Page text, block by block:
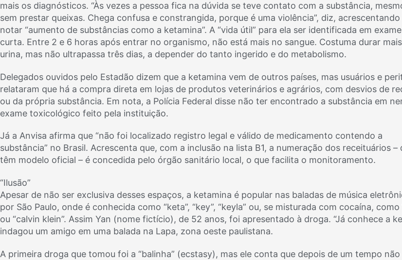
mais os diagnósticos. “Às vezes a pessoa fica na dúvida se teve contato com a substância,
sem prestar queixas. Chega confusa e constrangida, porque é uma violência”, diz, acrescentando
notar “aumento de substâncias como a ketamina”. A “vida útil” para ela ser identificada em
curta. Entre 2 e 6 horas após entrar no organismo, não está mais no sangue. Costuma durar
urina, mas não ultrapassa três dias, a depender do tanto ingerido e do metabolismo.
Delegados ouvidos pelo Estadão dizem que a ketamina vem de outros países, mas usuários e
relataram que há a compra direta em lojas de produtos veterinários e agrários, com desvios de
ou da própria substância. Em nota, a Polícia Federal disse não ter encontrado a substância em
exame toxicológico feito pela instituição.
Já a Anvisa afirma que “não foi localizado registro legal e válido de medicamento contendo a
substância” no Brasil. Acrescenta que, com a inclusão na lista B1, a numeração dos receituários –
têm modelo oficial – é concedida pelo órgão sanitário local, o que facilita o monitoramento.
“Ilusão”
Apesar de não ser exclusiva desses espaços, a ketamina é popular nas baladas de música
por São Paulo, onde é conhecida como “keta”, “key”, “keyla” ou, se misturada com cocaína, como
ou “calvin klein”. Assim Yan (nome fictício), de 52 anos, foi apresentado à droga. “Já conhece a
indagou um amigo em uma balada na Lapa, zona oeste paulistana.
A primeira droga que tomou foi a “balinha” (ecstasy), mas ele conta que depois de um tempo não